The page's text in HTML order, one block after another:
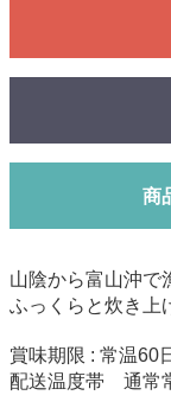
商
山陰から富山沖で
ふっくらと炊き上
賞味期限 : 常温
配送温度帯 通常